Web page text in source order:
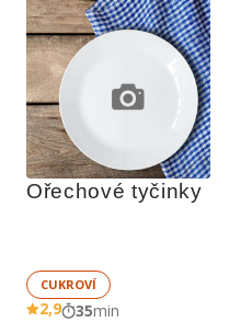
Ořechové tyčinky
CUKROVÍ
2,9 35min